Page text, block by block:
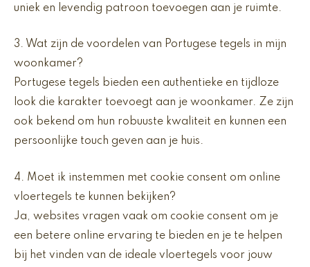
uniek en levendig patroon toevoegen aan je ruimte.
3. Wat zijn de voordelen van Portugese tegels in mijn
woonkamer?
Portugese tegels bieden een authentieke en tijdloze
look die karakter toevoegt aan je woonkamer. Ze zijn
ook bekend om hun robuuste kwaliteit en kunnen een
persoonlijke touch geven aan je huis.
4. Moet ik instemmen met cookie consent om online
vloertegels te kunnen bekijken?
Ja, websites vragen vaak om cookie consent om je
een betere online ervaring te bieden en je te helpen
bij het vinden van de ideale vloertegels voor jouw